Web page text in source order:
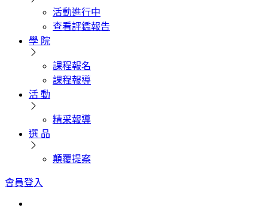
活動進行中
查看評鑑報告
學 院
課程報名
課程報導
活 動
精采報導
選 品
顛覆提案
會員登入